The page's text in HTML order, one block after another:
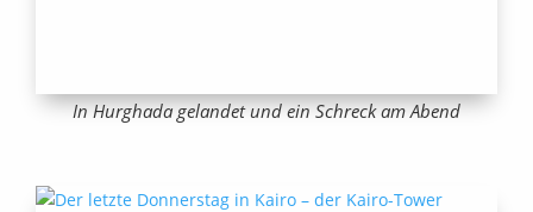
In Hurghada gelandet und ein Schreck am Abend